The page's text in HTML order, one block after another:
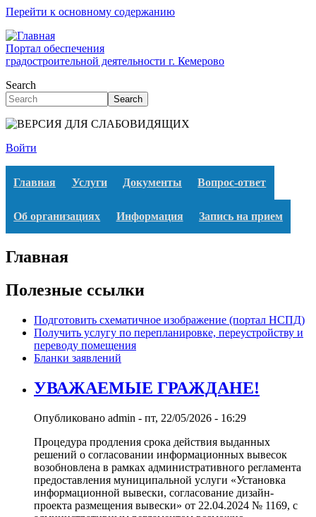
Перейти к основному содержанию
Портал обеспечения
градостроительной деятельности г. Кемерово
Search
Search
Войти
Главная Услуги Документы Вопрос-ответ
Об организациях Информация Запись на прием
Главная
Полезные ссылки
Подготовить схематичное изображение (портал НСПД)
Получить услугу по перепланировке, переустройству и
переводу помещения
Бланки заявлений
УВАЖАЕМЫЕ ГРАЖДАНЕ!
Опубликовано admin - пт, 22/05/2026 - 16:29
Процедура продления срока действия выданных
решений о согласовании информационных вывесок
возобновлена в рамках административного регламента
предоставления муниципальной услуги «Установка
информационной вывески, согласование дизайн-
проекта размещения вывески» от 22.04.2024 № 1169, с